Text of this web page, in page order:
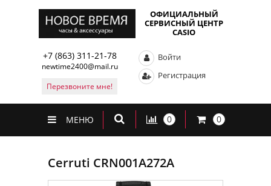
ОФИЦИАЛЬНЫЙ
СЕРВИСНЫЙ ЦЕНТР
CASIO
+7 (863) 311-21-78
newtime2400@mail.ru
Перезвоните мне!
Войти
Регистрация
МЕНЮ 0 0
Cerruti CRN001A272A